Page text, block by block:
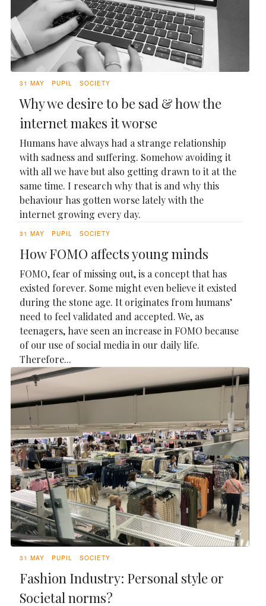
31 MAY PUPIL SOCIETY
Why we desire to be sad & how the
internet makes it worse
Humans have always had a strange relationship
with sadness and suffering. Somehow avoiding it
with all we have but also getting drawn to it at the
same time. I research why that is and why this
behaviour has gotten worse lately with the
internet growing every day.
31 MAY PUPIL SOCIETY
How FOMO affects young minds
FOMO, fear of missing out, is a concept that has
existed forever. Some might even believe it existed
during the stone age. It originates from humans’
need to feel validated and accepted. We, as
teenagers, have seen an increase in FOMO because
of our use of social media in our daily life.
Therefore...
31 MAY PUPIL SOCIETY
Fashion Industry: Personal style or
Societal norms?